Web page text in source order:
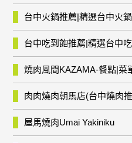
台中吃到飽推薦|精選台中
燒肉風間KAZAMA-餐點|菜
肉肉燒肉朝馬店(台中燒肉
屋馬燒肉Umai Yakiniku